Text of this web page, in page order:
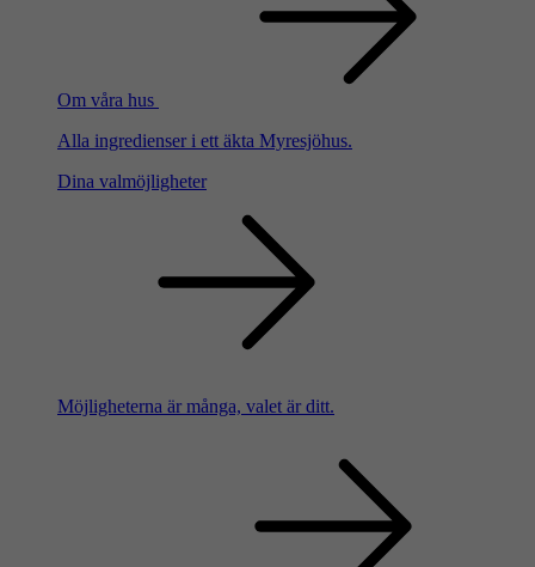
Om våra hus
Alla ingredienser i ett äkta Myresjöhus.
Dina valmöjligheter
Möjligheterna är många, valet är ditt.